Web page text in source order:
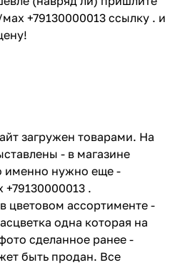
+79130000013 ссылку . и
загружен товарами. На
- в магазине
именно нужно еще -
.
цветовом ассортименте -
одна которая на
сделанное ранее -
быть продан. Все